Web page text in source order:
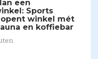
een
Sports
winkel mét
en koffiebar